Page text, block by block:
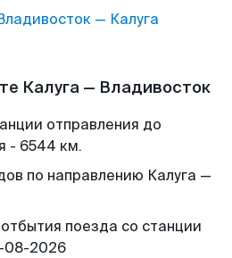
— Калуга
Калуга — Владивосток
отправления до
- 6544 км.
по направлению Калуга —
поезда со станции
08-2026